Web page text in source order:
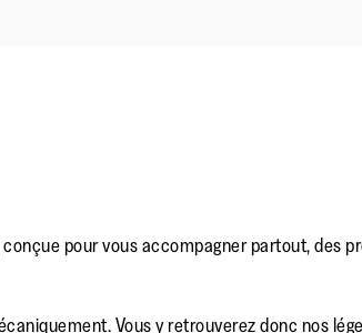
pour vous accompagner partout, des
Vous y retrouverez donc nos